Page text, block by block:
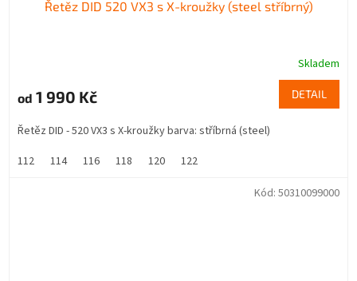
Řetěz DID 520 VX3 s X-kroužky (steel stříbrný)
Skladem
od 1 990 Kč DETAIL
Řetěz DID - 520 VX3 s X-kroužky barva: stříbrná (steel)
112
114 116 118 120 122
Kód: 50310099000